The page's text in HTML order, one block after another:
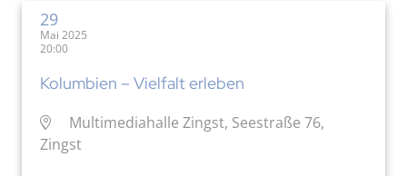
29
Mai 2025
20:00
Kolumbien – Vielfalt erleben
Multimediahalle Zingst, Seestraße 76,
Zingst